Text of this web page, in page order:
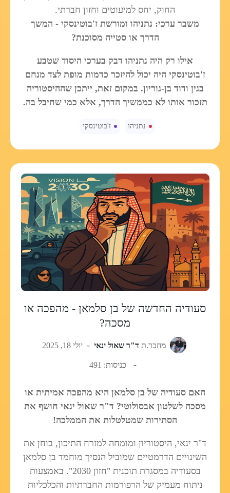
החוק, יחס למיעוטים וחזון חברתי.
משבר ערכי: נתניהו ומורשת ז'בוטינסקי - המשך
הדרך או סטייה מסוכנת?
אילו רק היה נתניהו דבק בערכי היסוד שטבע
ז'בוטינסקי היה יכול להיזכר כדמות מופת לצד מנחם
בגין ודוד בן-גוריון. במקום זאת, ייתכן שההיסטוריה
תזכור אותו לא כממשיך הדרך, אלא כמי שחיבל בה.
נתניהו ז'בוטינסקי
סעודיה החדשה של בן סלמאן - מהפכה או
מסכה?
מחבר.ת ד"ר שאול ינאי יולי 18, 2025
כניסות: 491
האם סעודיה של בן סלמאן היא מהפכה אמיתית או
מסכה לשלטון אבסולוטי? ד"ר שאול ינאי חושף את
הסתירות שמטלטלות את הממלכה!
ד"ר ינאי, היסטוריון ומומחה למזרח התיכון, בוחן את
השינויים הדרמטיים שמוביל הנסיך מוחמד בן סלמאן
בסעודיה במסגרת תוכנית "חזון 2030". באמצעות
ניתוח מעמיק של הרפורמות החברתיות והכלכליות